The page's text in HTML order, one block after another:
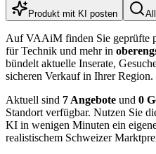
Produkt mit KI posten
Auf VAAiM finden Sie geprüfte
für Technik und mehr in
bündelt aktuelle Inserate,
sicheren Verkauf in Ihrer Region.
Aktuell sind 7 Angebote und 0
Standort verfügbar. Nutzen Sie
KI in wenigen Minuten ein
realistischem Schweizer